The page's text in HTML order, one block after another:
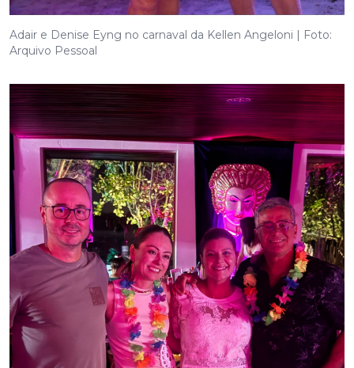
Adair e Denise Eyng no carnaval da Kellen Angeloni | Foto:
Arquivo Pessoal